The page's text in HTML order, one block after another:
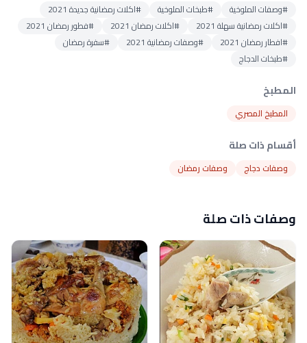
#وصفات الملوخية #طبخات الملوخية
#اكلات رمضانية جديدة 2021
#اكلات رمضانية سهلة 2021
#اكلات رمضان 2021
#فطور رمضان 2021
#افطار رمضان 2021
#وصفات رمضانية 2021
#سفرة رمضان
#طبخات الدجاج
المطبخ
المطبخ المصري
أقسام ذات صلة
وصفات دجاج وصفات رمضان
وصفات ذات صلة